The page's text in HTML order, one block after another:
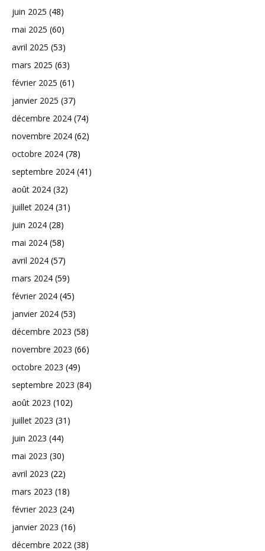
juin 2025 (48)
mai 2025 (60)
avril 2025 (53)
mars 2025 (63)
février 2025 (61)
janvier 2025 (37)
décembre 2024 (74)
novembre 2024 (62)
octobre 2024 (78)
septembre 2024 (41)
août 2024 (32)
juillet 2024 (31)
juin 2024 (28)
mai 2024 (58)
avril 2024 (57)
mars 2024 (59)
février 2024 (45)
janvier 2024 (53)
décembre 2023 (58)
novembre 2023 (66)
octobre 2023 (49)
septembre 2023 (84)
août 2023 (102)
juillet 2023 (31)
juin 2023 (44)
mai 2023 (30)
avril 2023 (22)
mars 2023 (18)
février 2023 (24)
janvier 2023 (16)
décembre 2022 (38)